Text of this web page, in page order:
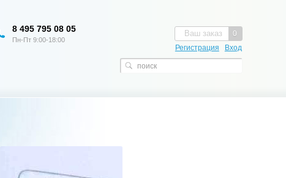
0
Ваш заказ
Регистрация Вход
8 495 795 08 05
Пн-Пт 9:00-18:00